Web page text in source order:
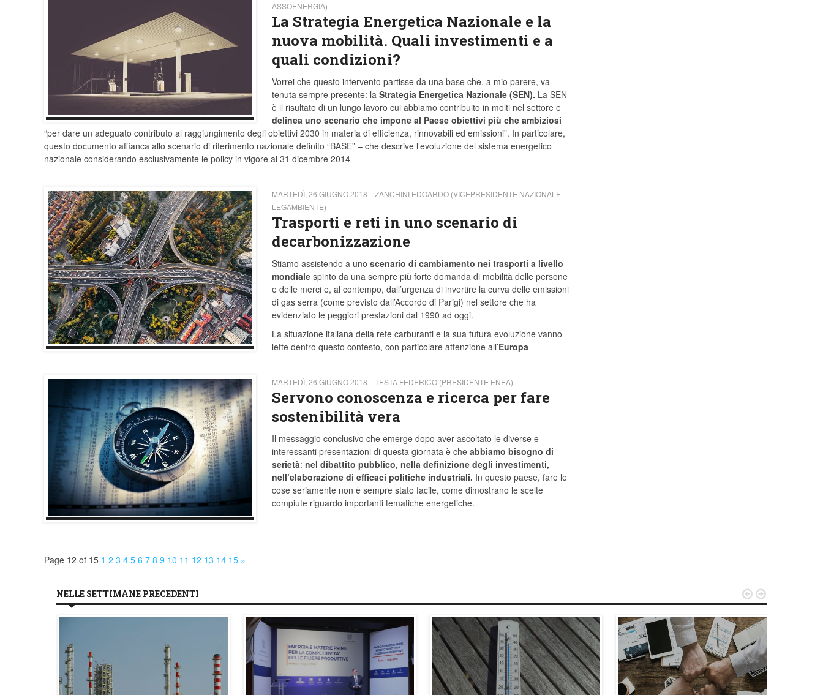
ASSOENERGIA)
La Strategia Energetica Nazionale e la
nuova mobilità. Quali investimenti e a
quali condizioni?
Vorrei che questo intervento partisse da una base che, a mio parere, va
tenuta sempre presente: la Strategia Energetica Nazionale (SEN). La SEN
è il risultato di un lungo lavoro cui abbiamo contribuito in molti nel settore e
delinea uno scenario che impone al Paese obiettivi più che ambiziosi
“per dare un adeguato contributo al raggiungimento degli obiettivi 2030 in materia di efficienza, rinnovabili ed emissioni”. In particolare,
questo documento affianca allo scenario di riferimento nazionale definito “BASE” – che descrive l’evoluzione del sistema energetico
nazionale considerando esclusivamente le policy in vigore al 31 dicembre 2014
MARTEDÌ, 26 GIUGNO 2018
ZANCHINI EDOARDO (VICEPRESIDENTE NAZIONALE
LEGAMBIENTE)
Trasporti e reti in uno scenario di
decarbonizzazione
Stiamo assistendo a uno scenario di cambiamento nei trasporti a livello
mondialespinto da una sempre più forte domanda di mobilità delle persone
e delle merci e, al contempo, dall’urgenza di invertire la curva delle emissioni
di gas serra (come previsto dall’Accordo di Parigi) nel settore che ha
evidenziato le peggiori prestazioni dal 1990 ad oggi.
La situazione italiana della rete carburanti e la sua futura evoluzione vanno
lette dentro questo contesto, con particolare attenzione all’Europa
MARTEDÌ, 26 GIUGNO 2018 TESTA FEDERICO (PRESIDENTE ENEA)
Servono conoscenza e ricerca per fare
sostenibilità vera
Il messaggio conclusivo che emerge dopo aver ascoltato le diverse e
interessanti presentazioni di questa giornata è che abbiamo bisogno di
serietà: nel dibattito pubblico, nella definizione degli investimenti,
nell’elaborazione di efficaci politiche industriali. In questo paese, fare le
cose seriamente non è sempre stato facile, come dimostrano le scelte
compiute riguardo importanti tematiche energetiche.
Page 12 of 15 1 2 3 4 5 6 7 8 9 10 11 12 13 14 15 »
NELLE SETTIMANE PRECEDENTI  